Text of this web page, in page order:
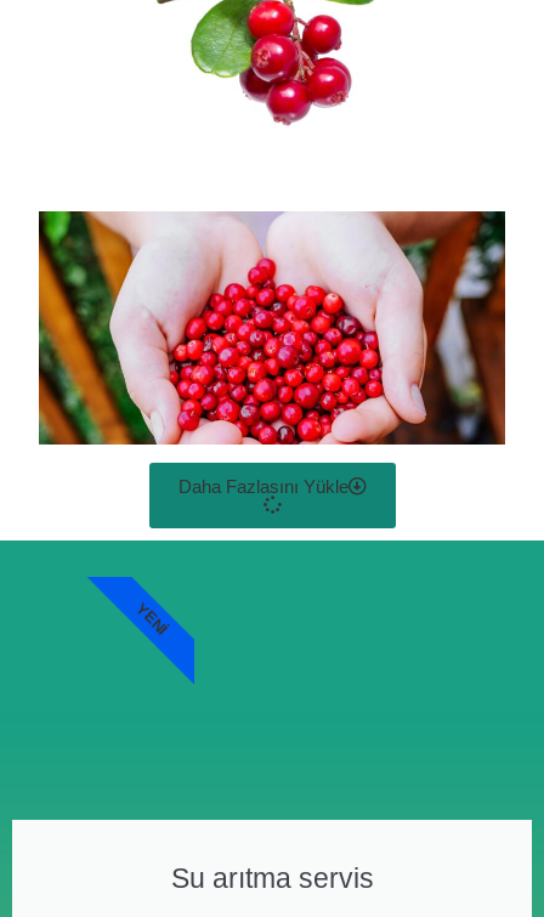
Daha Fazlasını Yükle
Su arıtma servis
YENI